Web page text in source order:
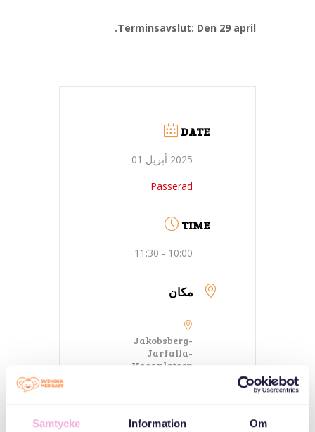
Samtycke Information Om
Terminsavslut: Den 29 april.
DATE
2025 أبريل 01
Passerad
TIME
10:00 - 11:30
مكان
Jakobsberg-
Järfälla-
Vasaplatsen